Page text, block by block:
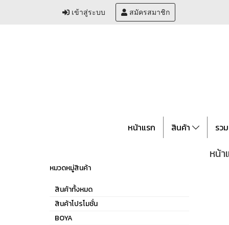
เข้าสู่ระบบ สมัครสมาชิก
หน้าแรก สินค้า รว
หน้า
หมวดหมู่สินค้า
สินค้าทั้งหมด
สินค้าโปรโมชั่น
BOYA